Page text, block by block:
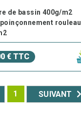
de bassin 400g/m2
rouleau
€ TTC
1 SUIVANT